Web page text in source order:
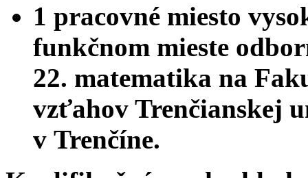
1 pracovné miesto
funkčnom mieste
22. matematika na
vzťahov Trenčianskej
v Trenčíne.